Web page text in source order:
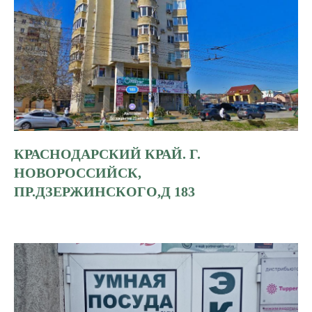
КРАСНОДАРСКИЙ КРАЙ. Г.
НОВОРОССИЙСК,
ПР.ДЗЕРЖИНСКОГО,Д 183